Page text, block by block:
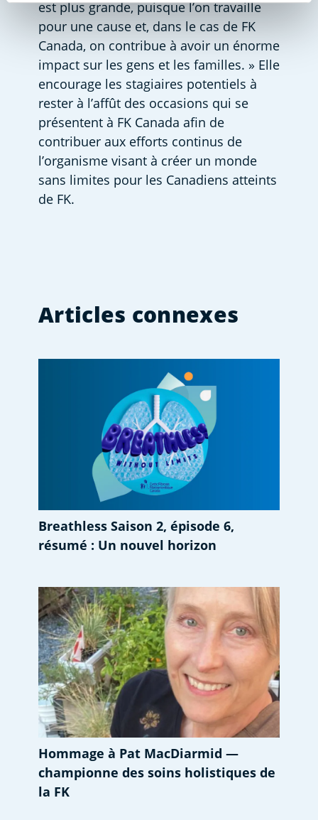
est plus grande, puisque l’on travaille
pour une cause et, dans le cas de FK
Canada, on contribue à avoir un énorme
impact sur les gens et les familles. » Elle
encourage les stagiaires potentiels à
rester à l’affût des occasions qui se
présentent à FK Canada afin de
contribuer aux efforts continus de
l’organisme visant à créer un monde
sans limites pour les Canadiens atteints
de FK.
Articles connexes
Breathless Saison 2, épisode 6,
résumé : Un nouvel horizon
Hommage à Pat MacDiarmid —
championne des soins holistiques de
la FK